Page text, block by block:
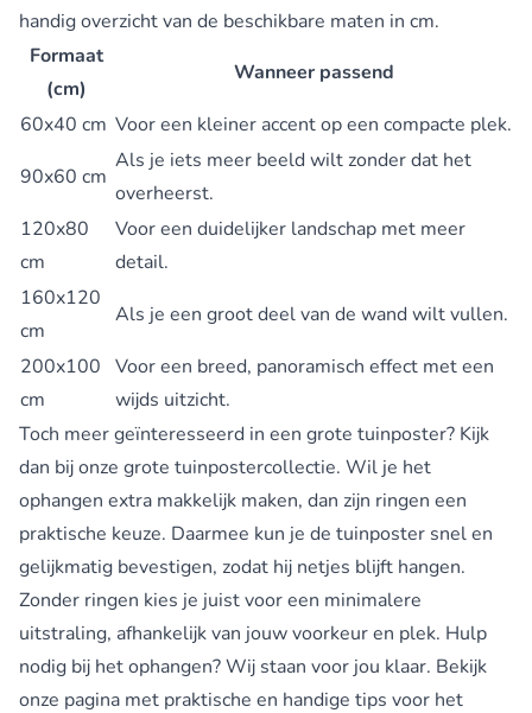
handig overzicht van de beschikbare maten in cm.
Formaat
(cm)
Wanneer passend
60x40 cm Voor een kleiner accent op een compacte plek.
90x60 cm
Als je iets meer beeld wilt zonder dat het
overheerst.
120x80
cm
Voor een duidelijker landschap met meer
detail.
160x120
cm
Als je een groot deel van de wand wilt vullen.
200x100
cm
Voor een breed, panoramisch effect met een
wijds uitzicht.
Toch meer geïnteresseerd in een grote tuinposter? Kijk
dan bij onze grote tuinpostercollectie. Wil je het
ophangen extra makkelijk maken, dan zijn ringen een
praktische keuze. Daarmee kun je de tuinposter snel en
gelijkmatig bevestigen, zodat hij netjes blijft hangen.
Zonder ringen kies je juist voor een minimalere
uitstraling, afhankelijk van jouw voorkeur en plek. Hulp
nodig bij het ophangen? Wij staan voor jou klaar. Bekijk
onze pagina met praktische en handige tips voor het